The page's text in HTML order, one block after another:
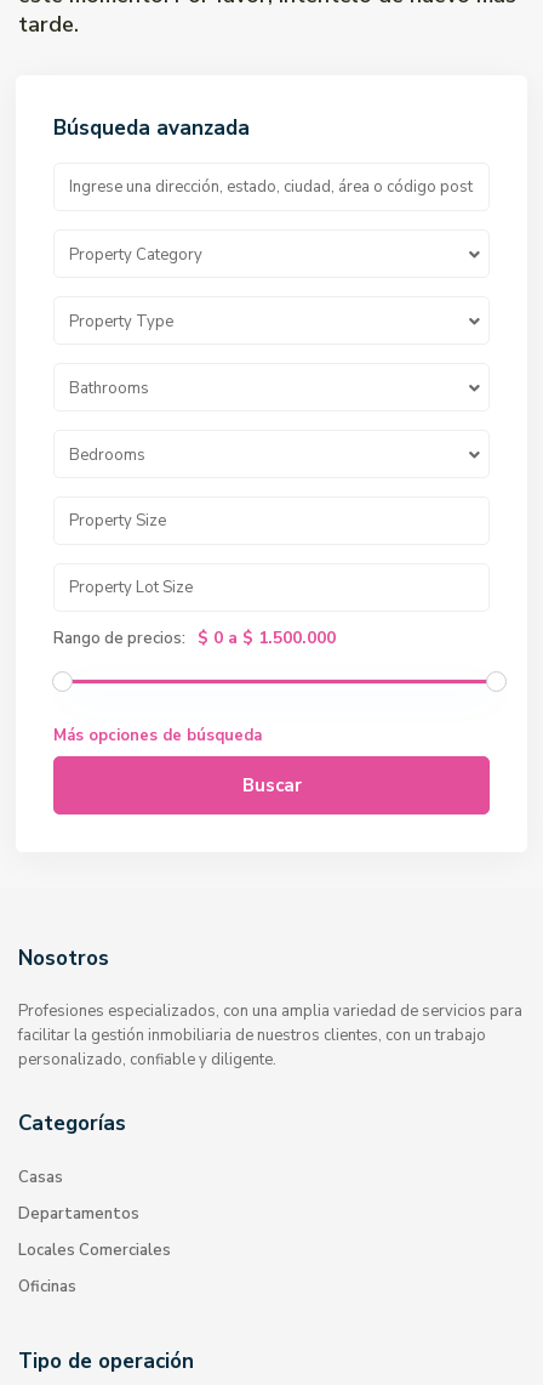
tarde.
Búsqueda avanzada
Property Category
Property Type
Bathrooms
Bedrooms
Rango de precios: $ 0 a $ 1.500.000
Más opciones de búsqueda
Buscar
Nosotros
Profesiones especializados, con una amplia variedad de servicios para
facilitar la gestión inmobiliaria de nuestros clientes, con un trabajo
personalizado, confiable y diligente.
Categorías
Casas
Departamentos
Locales Comerciales
Oficinas
Tipo de operación